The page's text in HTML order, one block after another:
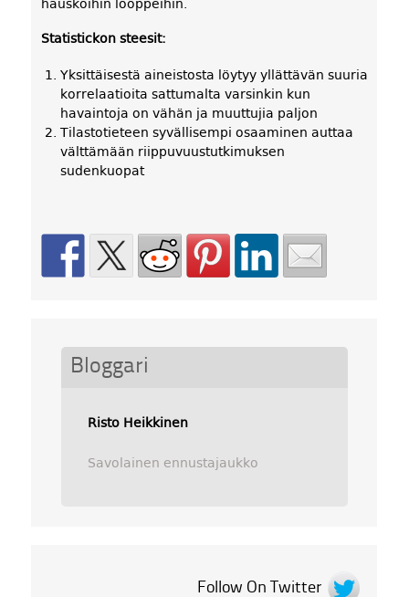
hauskoihin lööppeihin.
Statistickon steesit:
Yksittäisestä aineistosta löytyy yllättävän suuria
korrelaatioita sattumalta varsinkin kun
havaintoja on vähän ja muuttujia paljon
Tilastotieteen syvällisempi osaaminen auttaa
välttämään riippuvuustutkimuksen
sudenkuopat
Bloggari
Risto Heikkinen
Savolainen ennustajaukko
Follow On Twitter